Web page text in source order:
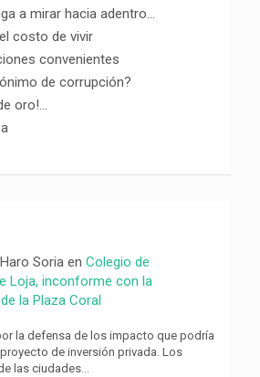
a mirar hacia adentro…
costo de vivir
convenientes
de corrupción?
oro!…
Soria enColegio de
Loja, inconforme con la
la Plaza Coral
la defensa de los impacto que podría
de inversión privada. Los
las ciudades…